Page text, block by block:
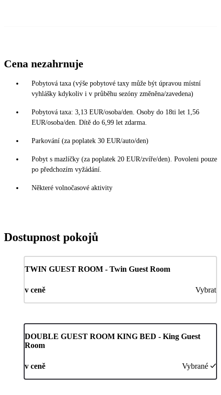
Cena nezahrnuje
Pobytová taxa (výše pobytové taxy může být úpravou místní
vyhlášky kdykoliv i v průběhu sezóny změněna/zavedena)
Pobytová taxa: 3,13 EUR/osoba/den. Osoby do 18ti let 1,56
EUR/osoba/den. Dítě do 6,99 let zdarma.
Parkování (za poplatek 30 EUR/auto/den)
Pobyt s mazlíčky (za poplatek 20 EUR/zvíře/den). Povoleni pouze
po předchozím vyžádání.
Některé volnočasové aktivity
Dostupnost pokojů
TWIN GUEST ROOM - Twin Guest Room
v ceně Vybrat
DOUBLE GUEST ROOM KING BED - King Guest
Room
v ceně Vybrané